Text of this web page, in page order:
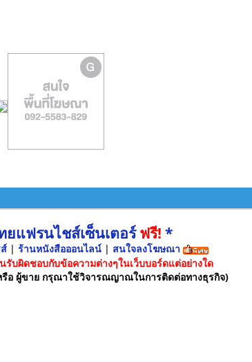
แฟรนไชส์เซ็นเตอร์ฟรี! *
| ร้านหนังสือออนไลน์ | สนใจลงโฆษณา
บผิดชอบกับข้อความต่างๆในเว็บบอร์ดแต่อย่างใด
รือ ผู้ขาย กรุณาใช้วิจารณญาณในการติดต่อทางธุรกิจ)